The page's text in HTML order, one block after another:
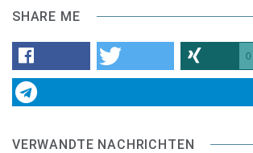
SHARE ME
0
VERWANDTE NACHRICHTEN